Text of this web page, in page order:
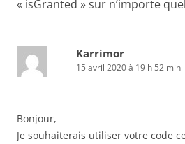
« isGranted » sur n’importe
Karrimor
15 avril 2020 à 19 h 52 min
Bonjour,
Je souhaiterais utiliser votre code